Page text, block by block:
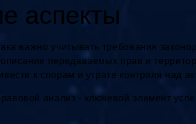
аспекты
важно учитывать требования
передаваемых прав и
к спорам и утрате контроля над
анализ - ключевой элемент